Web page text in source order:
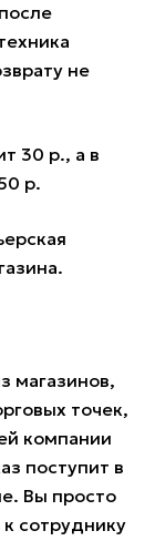
не
30 р., а в
р.
магазинов,
точек,
компании
поступит в
Вы просто
сотруднику